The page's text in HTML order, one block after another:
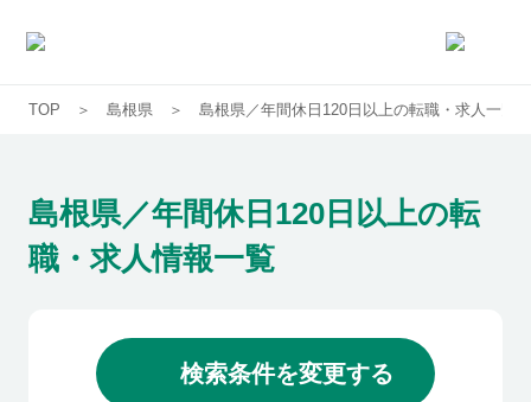
求人一覧
企業一覧
お気に入り求人
TOP 島根県 島根県／年間休日120日以上の転職・求人一覧
島根県／年間休日120日以上の転
職・求人情報一覧
検索条件を変更する